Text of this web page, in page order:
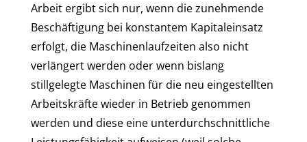
Arbeit ergibt sich nur, wenn die zunehmende
Beschäftigung bei konstantem Kapitaleinsatz
erfolgt, die Maschinenlaufzeiten also nicht
verlängert werden oder wenn bislang
stillgelegte Maschinen für die neu eingestellten
Arbeitskräfte wieder in Betrieb genommen
werden und diese eine unterdurchschnittliche